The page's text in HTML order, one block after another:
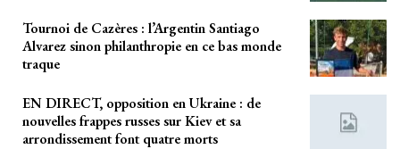
Tournoi de Cazères : l’Argentin Santiago
Alvarez sinon philanthropie en ce bas monde
traque
EN DIRECT, opposition en Ukraine : de
nouvelles frappes russes sur Kiev et sa
arrondissement font quatre morts